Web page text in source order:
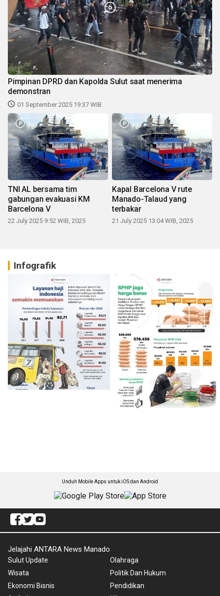
Pimpinan DPRD dan Kapolda Sulut saat menerima
demonstran
01 September 2025 19:37 WIB
TNI AL bersama tim
gabungan evakuasi KM
Barcelona V
22 July 2025 9:52 WIB, 2025
Kapal Barcelona V rute
Manado-Talaud yang
terbakar
21 July 2025 13:04 WIB, 2025
Infografik
Unduh Mobile Apps untuk iOS dan Android
Jelajahi ANTARA News Manado
Sulut Update
Wisata
Ekonomi Bisnis
Olahraga
Politik Dan Hukum
Pendidikan